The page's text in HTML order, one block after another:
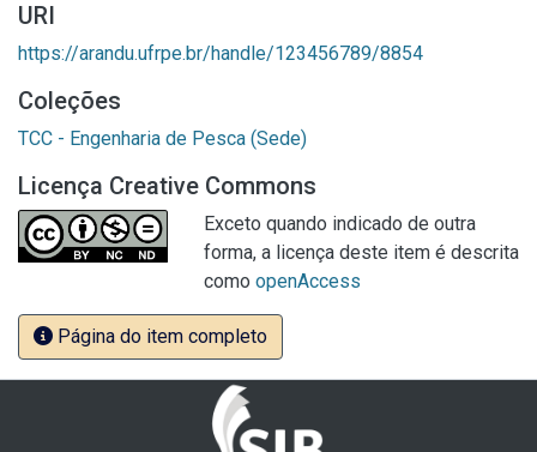
URI
https://arandu.ufrpe.br/handle/123456789/8854
Coleções
TCC - Engenharia de Pesca (Sede)
Licença Creative Commons
Exceto quando indicado de outra
forma, a licença deste item é descrita
como openAccess
Página do item completo